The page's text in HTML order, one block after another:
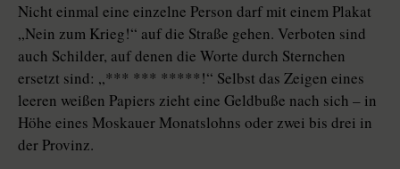
Nicht einmal eine einzelne Person darf mit einem Plakat
„Nein zum Krieg!“ auf die Straße gehen. Verboten sind
auch Schilder, auf denen die Worte durch Sternchen
ersetzt sind: „*** *** *****!“ Selbst das Zeigen eines
leeren weißen Papiers zieht eine Geldbuße nach sich – in
Höhe eines Moskauer Monatslohns oder zwei bis drei in
der Provinz.